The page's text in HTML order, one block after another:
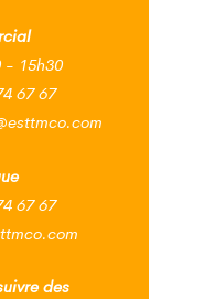
- 15h30
67 67
67 67
des